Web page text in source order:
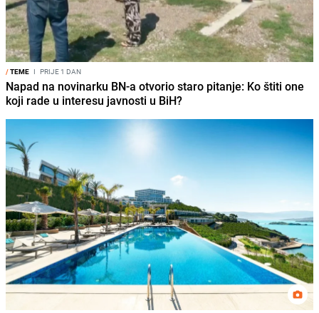
/TEME I PRIJE 1 DAN
Napad na novinarku BN-a otvorio staro pitanje: Ko štiti one
koji rade u interesu javnosti u BiH?